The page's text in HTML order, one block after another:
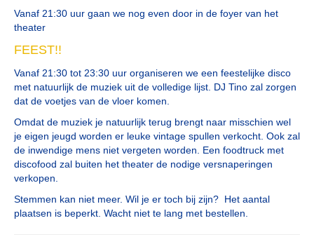
Vanaf 21:30 uur gaan we nog even door in de foyer van het
theater
FEEST!!
Vanaf 21:30 tot 23:30 uur organiseren we een feestelijke disco
met natuurlijk de muziek uit de volledige lijst. DJ Tino zal zorgen
dat de voetjes van de vloer komen.
Omdat de muziek je natuurlijk terug brengt naar misschien wel
je eigen jeugd worden er leuke vintage spullen verkocht. Ook zal
de inwendige mens niet vergeten worden. Een foodtruck met
discofood zal buiten het theater de nodige versnaperingen
verkopen.
Stemmen kan niet meer. Wil je er toch bij zijn? Het aantal
plaatsen is beperkt. Wacht niet te lang met bestellen.